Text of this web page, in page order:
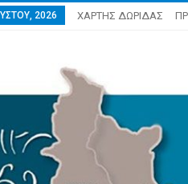
2026 ΧΑΡΤΗΣ ΔΩΡΙΔΑΣ